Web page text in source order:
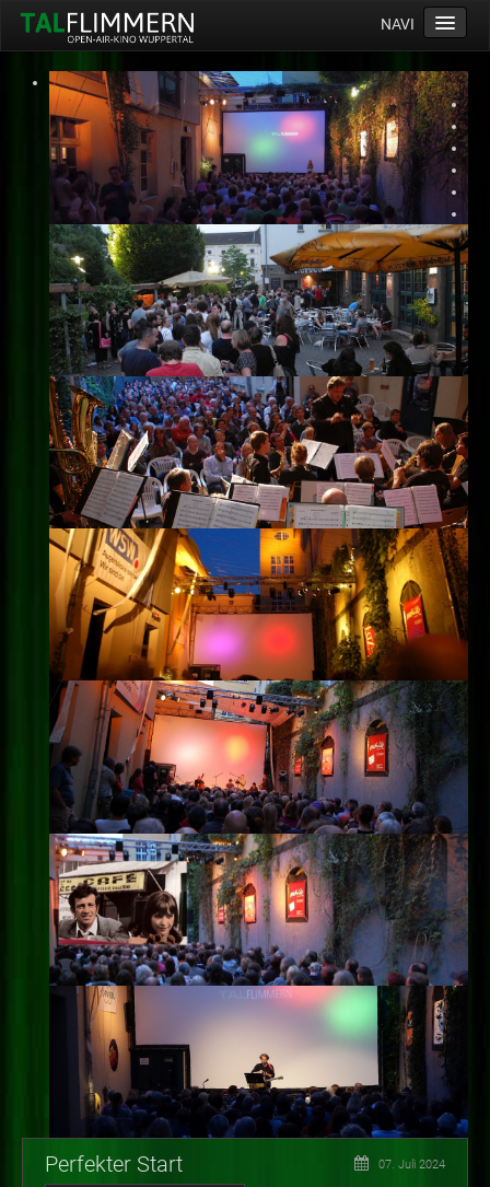
NAVI
Home
Programm
Service
Ticketinfos
Ort
Anreise
Wetter
Kinogutschein
Konzept
Archiv
Kontakt
Impressum
Datenschutz
Perfekter Start 07. Juli 2024